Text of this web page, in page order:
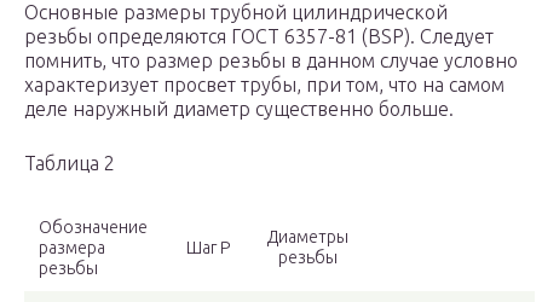
Основные размеры трубной цилиндрической
резьбы определяются ГОСТ 6357-81 (BSP). Следует
помнить, что размер резьбы в данном случае условно
характеризует просвет трубы, при том, что на самом
деле наружный диаметр существенно больше.
Таблица 2
Обозначение
размера
резьбы
Шаг Р
Диаметры
резьбы